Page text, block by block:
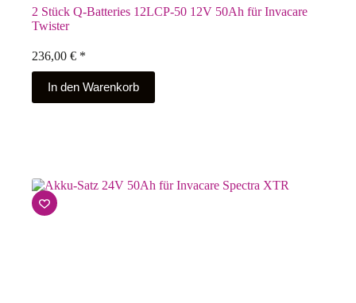
2 Stück Q-Batteries 12LCP-50 12V 50Ah für Invacare
Twister
236,00 € *
In den Warenkorb